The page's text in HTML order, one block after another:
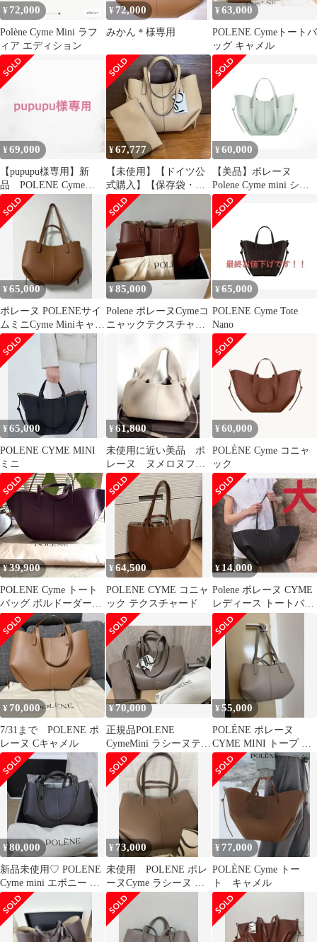
¥ 72,000
Polène Cyme Mini ラフ
ィア エディション
¥ 72,000
みかん＊様専用
¥63,000
POLENE Cymeトートバ
ッグ キャメル
¥69,000
【pupupu様専用】新
品 POLENE Cyme
Mini エディション
¥67,777
【未使用】【ドイツ公
式購入】【保存袋・タ
グ有】POLENE Cyme
Mini
¥60,000
【美品】ポレーヌ
Polene Cyme mini シー
フォーム
¥65,000
ポレーヌ POLENEサイ
ムミニCyme Miniキャメ
ル
¥85,000
Polene ポレーヌCymeコ
ニャックテクスチャー
¥65,000
POLENE Cyme Tote
Nano
¥65,000
POLENE CYME MINI
ミニ
¥61,800
未使用に近い美品 ポ
レーヌ ヌメロヌフ
バッグ トープ
¥60,000
POLÈNE Cyme コニャ
ック
¥39,900
POLENE Cyme トート
バッグ ボルドーダーク
チェリー
¥64,500
POLENE CYME コニャ
ック テクスチャード
¥14,000
Polene ポレーヌ CYME
レディース トートバッ
グ 大 ブラック
¥ 70,000
7/31まで POLENE ポ
レーヌ Cキャメル
¥70,000
正規品POLENE
CymeMini ラシーヌテク
スチャード
¥55,000
POLÉNE ポレーヌ
CYME MINI トープ テ
クスチャード
¥80,000
新品未使用♡ POLENE
Cyme mini エボニー ダ
ークブラウン バッグ
¥ 73,000
未使用 POLENE ポレ
ーヌCyme ラシーヌ テ
クスチャード
¥ 77,000
POLÈNE Cyme トー
ト キャメル